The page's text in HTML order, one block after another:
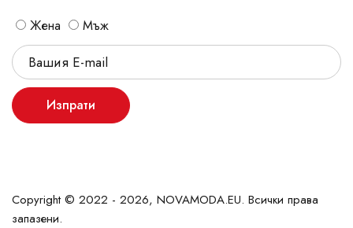
Жена Мъж
Изпрати
Copyright © 2022 - 2026, NOVAMODA.EU. Всички права
запазени.